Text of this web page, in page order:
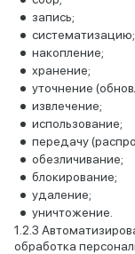
запись;
систематизацию;
накопление;
хранение;
уточнение
извлечение;
использование;
передачу
обезличивание;
блокирование;
удаление;
уничтожение.
обработка